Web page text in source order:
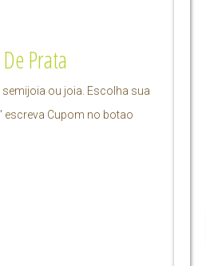
Prata
ou joia. Escolha sua
escreva Cupom no botao